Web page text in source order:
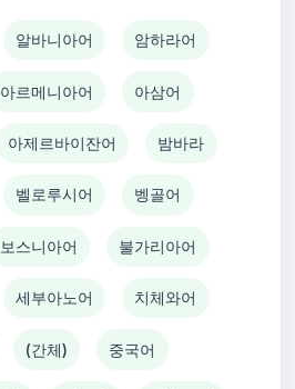
알바니아어 암하라어
아르메니아어 아삼어
아제르바이잔어 밤바라
벨로루시어 벵골어
보스니아어 불가리아어
세부아노어 치체와어
(간체) 중국어